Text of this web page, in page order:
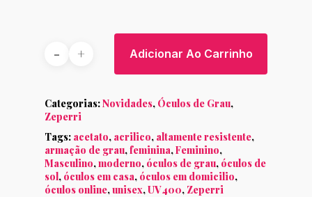
Adicionar Ao Carrinho
Categorias:Novidades, Óculos de Grau,
Zeperri
Tags: acetato, acrilico, altamente resistente,
armação de grau,feminina,Feminino,
Masculino,moderno, óculos de grau, óculos de
sol, óculos em casa, óculos em domicilio,
óculos online,unisex,UV400, Zeperri